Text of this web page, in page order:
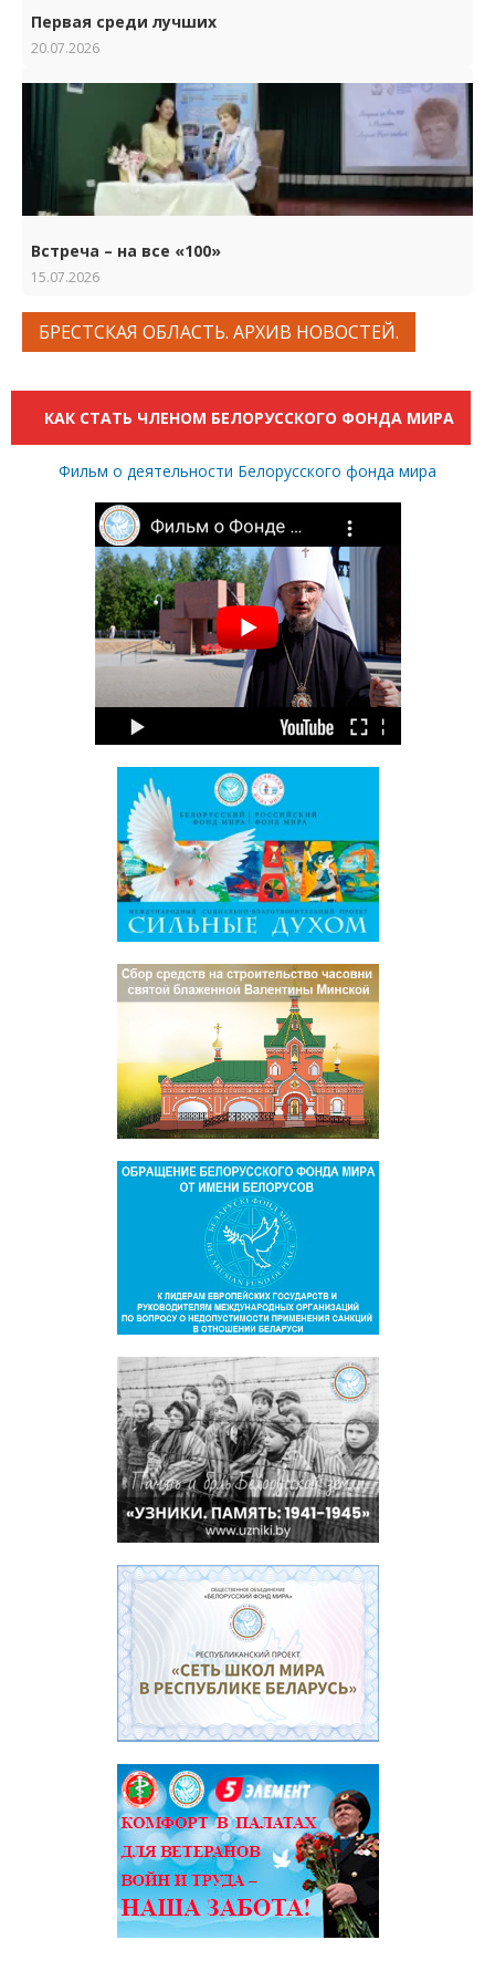
Первая среди лучших
20.07.2026
Встреча – на все «100»
15.07.2026
БРЕСТСКАЯ ОБЛАСТЬ. АРХИВ НОВОСТЕЙ.
КАК СТАТЬ ЧЛЕНОМ БЕЛОРУССКОГО ФОНДА МИРА
Фильм о деятельности Белорусского фонда мира